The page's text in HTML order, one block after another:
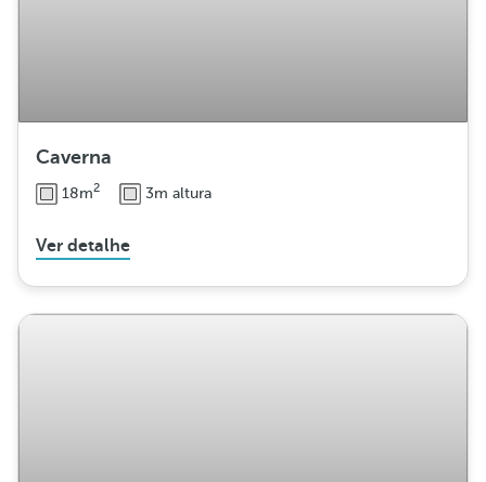
Caverna
18m2 3m altura
Ver detalhe